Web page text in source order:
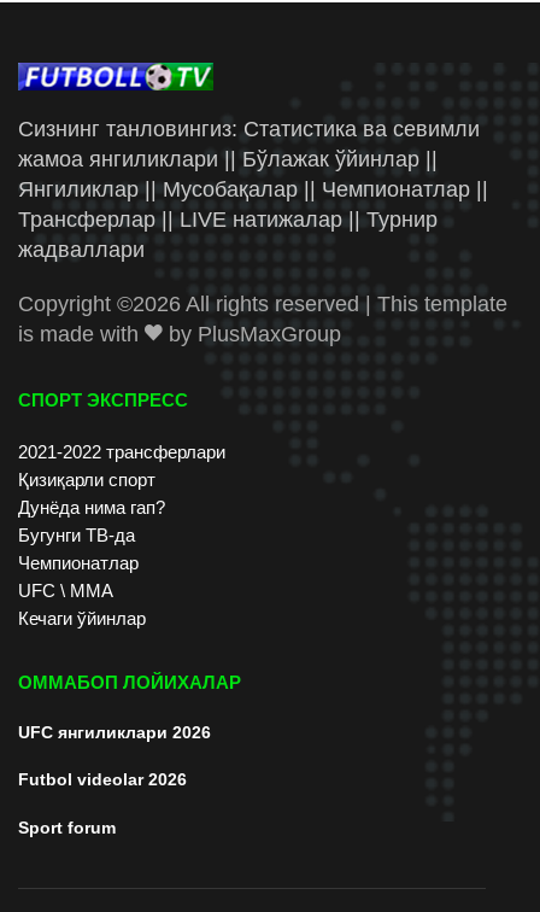
Сизнинг танловингиз: Статистика ва севимли
жамоа янгиликлари || Бўлажак ўйинлар ||
Янгиликлар || Мусобақалар || Чемпионатлар ||
Трансферлар || LIVE натижалар || Турнир
жадваллари
Copyright ©2026 All rights reserved | This template
is made with
by PlusMaxGroup
СПОРТ ЭКСПРЕСС
2021-2022 трансферлари
Қизиқарли спорт
Дунёда нима гап?
Бугунги ТВ-да
Чемпионатлар
UFC \ ММА
Кечаги ўйинлар
ОММАБОП ЛОЙИХАЛАР
UFC янгиликлари 2026
Futbol videolar 2026
Sport forum